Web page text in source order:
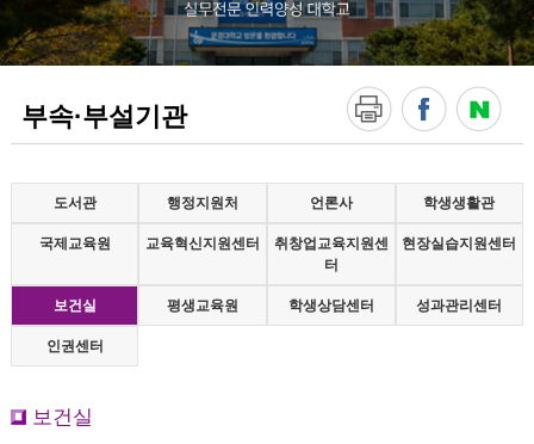
V
A
L
실
문
양
성
부속·부설기관
도서관 행정지원처 언론사 학생생활관
국제교육원 교육혁신지원센터
취창업교육지원센
터
현장실습지원센터
보건실 평생교육원 학생상담센터 성과관리센터
인권센터
보건실